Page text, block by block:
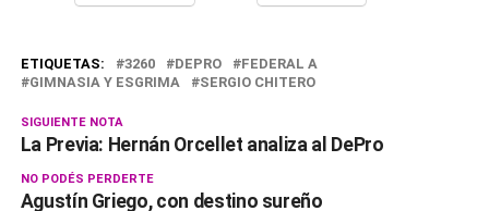
ETIQUETAS: 3260 DEPRO
FEDERAL A
GIMNASIA Y ESGRIMA
SERGIO CHITERO
SIGUIENTE NOTA
La Previa: Hernán Orcellet analiza al DePro
NO PODÉS PERDERTE
Agustín Griego, con destino sureño